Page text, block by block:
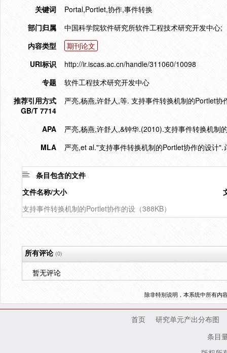
关键词
Portal,Portlet,协作,事件转换
部门归属
中国科学院软件研究所软件工程技术研究开发中心;
内容类型
期刊论文
URI标识
http://ir.iscas.ac.cn/handle/311060/10098
专题
软件工程技术研究开发中心
推荐引用方式
GB/T 7714
严亮,杨燕,许舒人,等. 支持事件转换机制的Portlet
APA
严亮,杨燕,许舒人,&钟华.(2010).支持事件转换机制
MLA
严亮,et al."支持事件转换机制的Portlet协作的设计".
条目包含的文件
文件名称/大小
支持事件转换机制的Portlet协作的设（388KB）
所有评论(0)
暂无评论
除非特别说明，本系统中所有内
首页
研究单元产出分布图
条目